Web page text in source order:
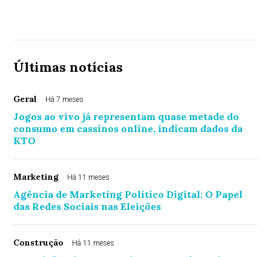
Últimas notícias
Geral Há 7 meses
Jogos ao vivo já representam quase metade do
consumo em cassinos online, indicam dados da
KTO
Marketing Há 11 meses
Agência de Marketing Político Digital: O Papel
das Redes Sociais nas Eleições
Construção Há 11 meses